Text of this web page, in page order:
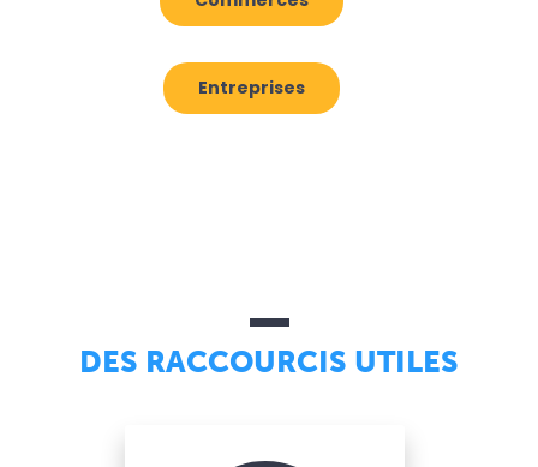
Entreprises
DES RACCOURCIS UTILES